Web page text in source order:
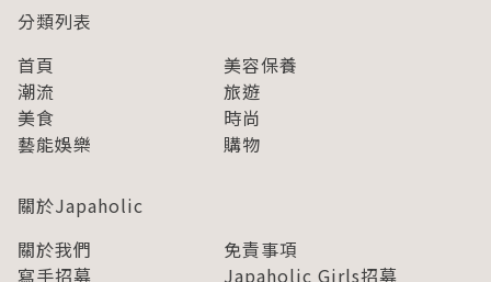
分類列表
首頁
美容保養
潮流
旅遊
美食
時尚
藝能娛樂
購物
關於Japaholic
關於我們
免責事項
寫手招募
Japaholic Girls招募